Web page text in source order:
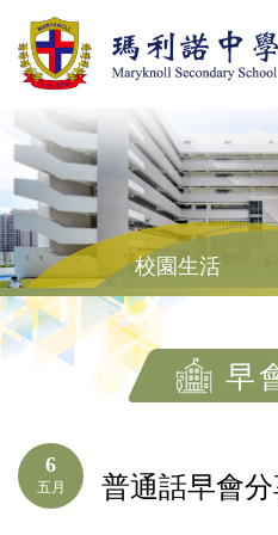
校園生活
早
6
五月 普通話早會